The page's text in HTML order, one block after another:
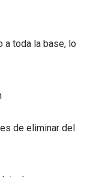
a toda la base, lo
de eliminar del